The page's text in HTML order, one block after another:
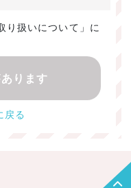
下のためにのみ利用い
付のご連絡
り扱いについて」に
ります
戻る